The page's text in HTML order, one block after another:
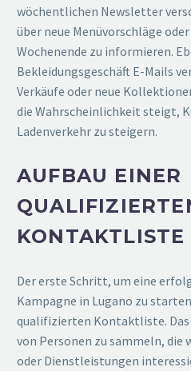
wöchentlichen Newsletter
über neue Menüvorschläge
Wochenende zu informieren.
Bekleidungsgeschäft E-Mails
Verkäufe oder neue
die Wahrscheinlichkeit steigt,
Ladenverkehr zu steigern.
AUFBAU EINER
KONTAKTLISTE
Der erste Schritt, um eine
Kampagne in Lugano zu
qualifizierten Kontaktliste. Das
von Personen zu sammeln,
oder Dienstleistungen